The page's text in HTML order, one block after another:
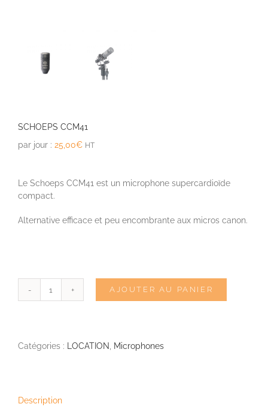
SCHOEPS CCM41
par jour : 25,00€ HT
Le Schoeps CCM41 est un microphone supercardioïde
compact.
Alternative efficace et peu encombrante aux micros canon.
quantité
AJOUTER AU PANIER
Catégories : LOCATION Microphones
Description